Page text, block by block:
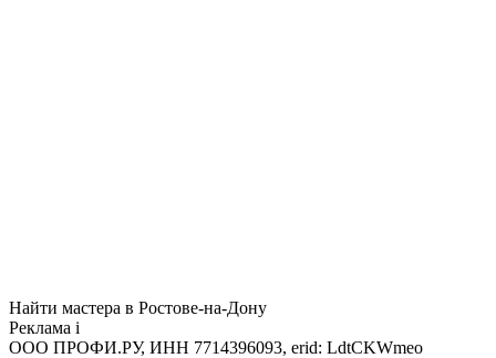
Найти мастера в Ростове-на-Дону
Реклама i
ООО ПРОФИ.РУ, ИНН 7714396093, erid: LdtCKWmeo